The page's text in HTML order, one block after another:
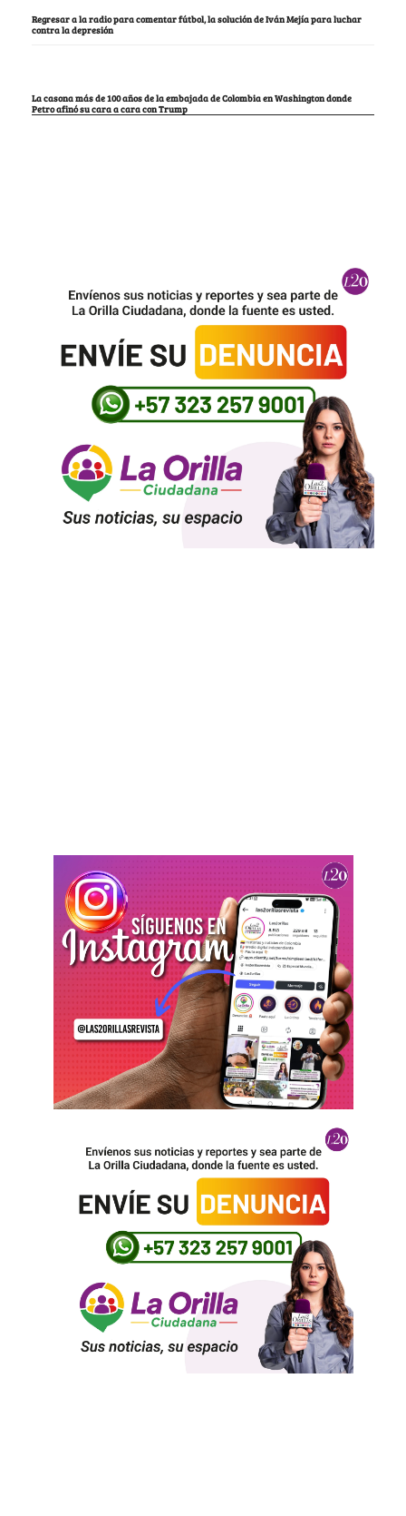
Regresar a la radio para comentar fútbol, la solución de Iván Mejía para luchar
contra la depresión
La casona más de 100 años de la embajada de Colombia en Washington donde
Petro afinó su cara a cara con Trump